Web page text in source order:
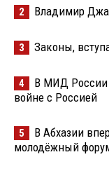
2 Владимир
3 Законы,
4
В МИД России
войне с Россией
5
В Абхазии
молодёжный